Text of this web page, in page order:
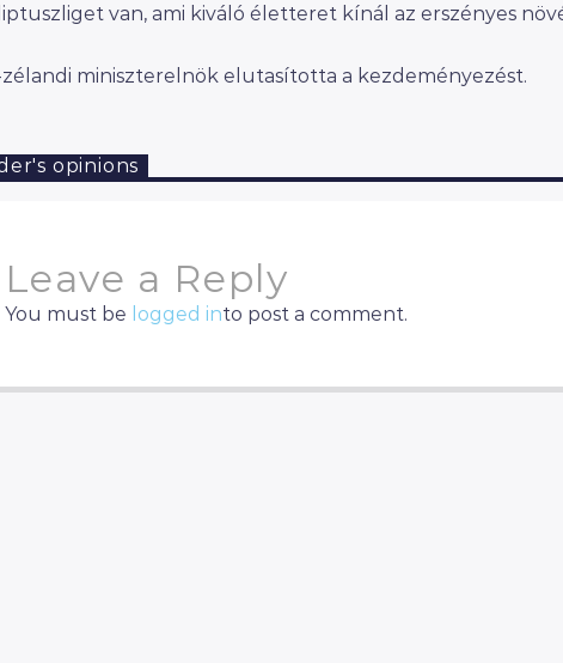
van, ami kiváló életteret kínál az erszényes
miniszterelnök elutasította a kezdeményezést.
opinions
Leave a Reply
You must be logged into post a comment.